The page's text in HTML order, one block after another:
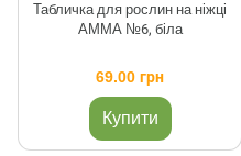
Табличка для рослин на ніжці
АММА №6, біла
69.00 грн
Купити